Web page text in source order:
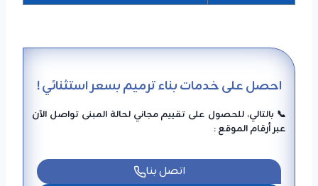
احصل على خدمات بناء ترميم بسعر استثنائي !
📞 بالتالي، للحصول على تقييم مجاني لحالة المبنى تواصل الآن
عبر أرقام الموقع :
اتصل بنا